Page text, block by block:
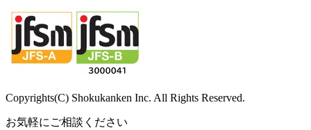
Copyrights(C) Shokukanken Inc. All Rights Reserved.
お気軽にご相談ください